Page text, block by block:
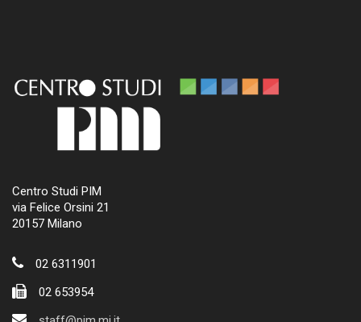
Centro Studi PIM
via Felice Orsini 21
20157 Milano
02 6311901
02 653954